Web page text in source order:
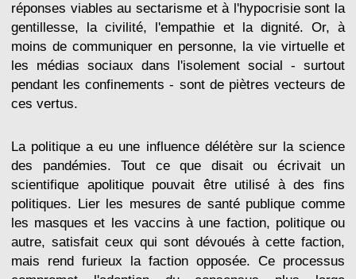
réponses viables au sectarisme et à l'hypocrisie sont la
gentillesse, la civilité, l'empathie et la dignité. Or, à
moins de communiquer en personne, la vie virtuelle et
les médias sociaux dans l'isolement social - surtout
pendant les confinements - sont de piètres vecteurs de
ces vertus.
La politique a eu une influence délétère sur la science
des pandémies. Tout ce que disait ou écrivait un
scientifique apolitique pouvait être utilisé à des fins
politiques. Lier les mesures de santé publique comme
les masques et les vaccins à une faction, politique ou
autre, satisfait ceux qui sont dévoués à cette faction,
mais rend furieux la faction opposée. Ce processus